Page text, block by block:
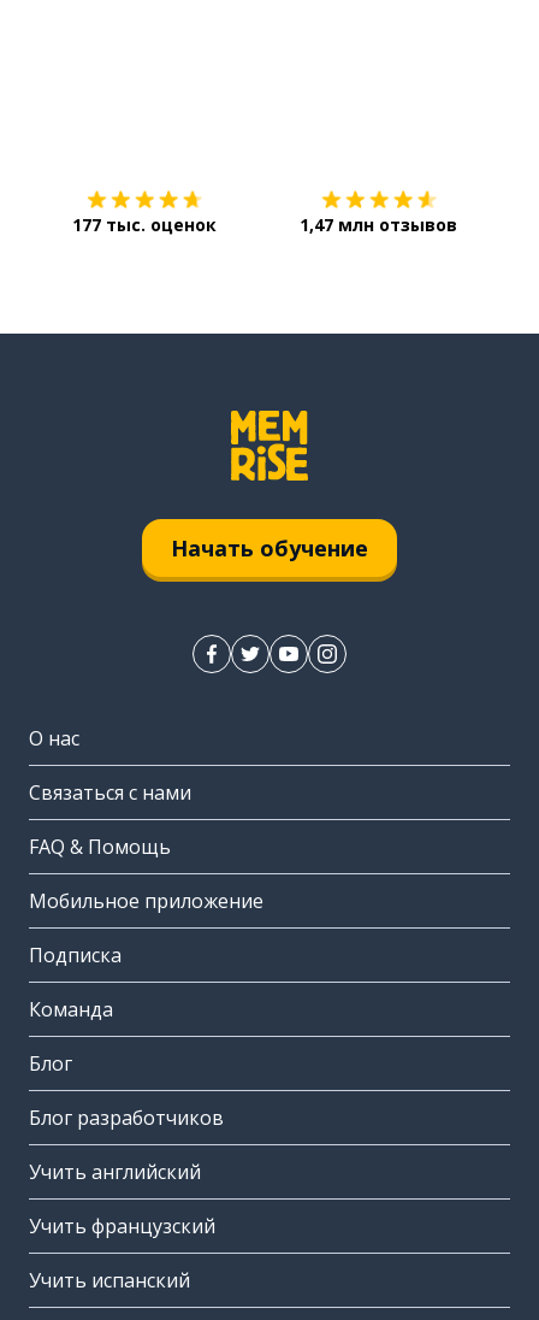
177 тыс. оценок 1,47 млн отзывов
Начать обучение
О нас
Связаться с нами
FAQ & Помощь
Мобильное приложение
Подписка
Команда
Блог
Блог разработчиков
Учить английский
Учить французский
Учить испанский